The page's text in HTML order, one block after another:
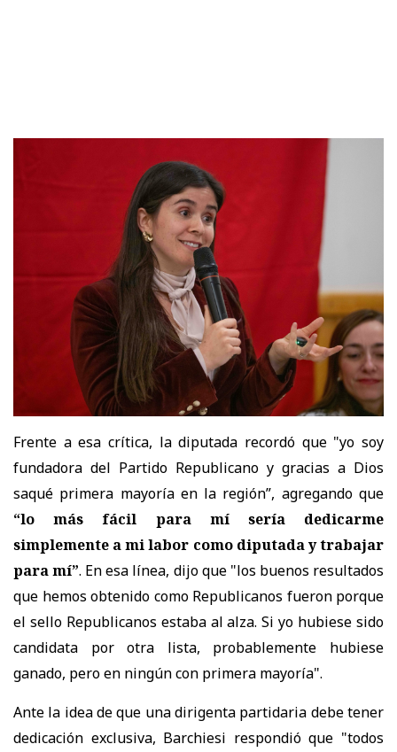
Frente a esa crítica, la diputada recordó que "yo soy
fundadora del Partido Republicano y gracias a Dios
saqué primera mayoría en la región”, agregando que
“lo más fácil para mí sería dedicarme
simplemente a mi labor como diputada y trabajar
para mí”. En esa línea, dijo que "los buenos resultados
que hemos obtenido como Republicanos fueron porque
el sello Republicanos estaba al alza. Si yo hubiese sido
candidata por otra lista, probablemente hubiese
ganado, pero en ningún con primera mayoría".
Ante la idea de que una dirigenta partidaria debe tener
dedicación exclusiva, Barchiesi respondió que "todos